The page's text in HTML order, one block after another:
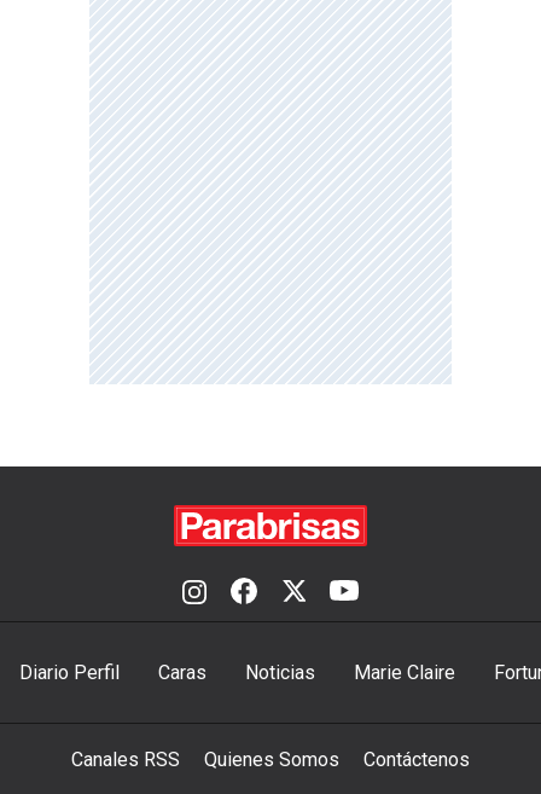
Diario Perfil Caras Noticias Marie Claire
Canales RSS Quienes Somos Contáctenos